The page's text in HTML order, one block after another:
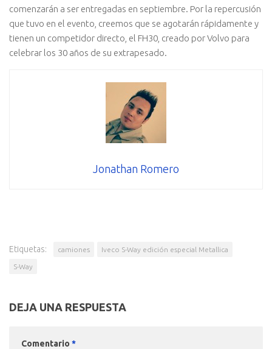
comenzarán a ser entregadas en septiembre. Por la repercusión
que tuvo en el evento, creemos que se agotarán rápidamente y
tienen un competidor directo, el FH30, creado por Volvo para
celebrar los 30 años de su extrapesado.
Jonathan Romero
Etiquetas: camiones Iveco S-Way edición especial Metallica
S-Way
DEJA UNA RESPUESTA
Comentario *